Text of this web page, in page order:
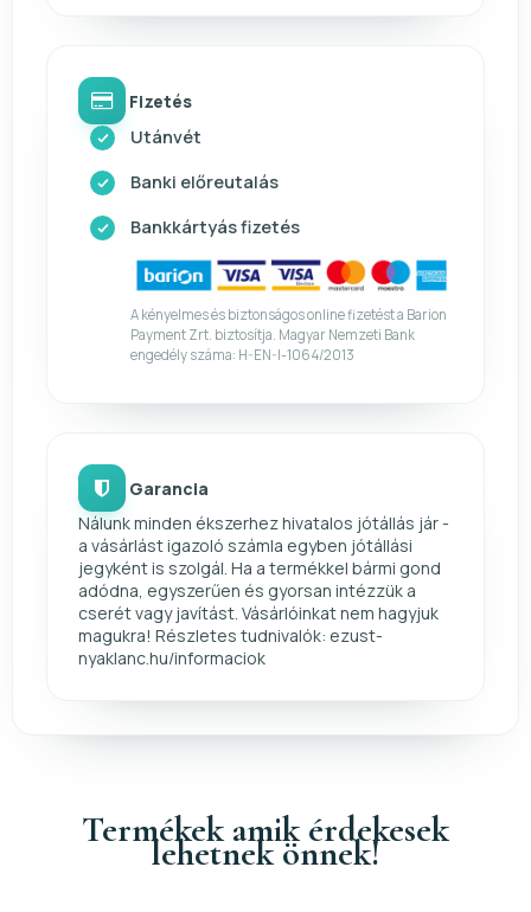
Fizetés
Utánvét
Banki előreutalás
Bankkártyás fizetés
A kényelmes és biztonságos online fizetést a Barion
Payment Zrt. biztosítja. Magyar Nemzeti Bank
engedély száma: H-EN-I-1064/2013
Garancia
Nálunk minden ékszerhez hivatalos jótállás jár -
a vásárlást igazoló számla egyben jótállási
jegyként is szolgál. Ha a termékkel bármi gond
adódna, egyszerűen és gyorsan intézzük a
cserét vagy javítást. Vásárlóinkat nem hagyjuk
magukra! Részletes tudnivalók: ezust-
nyaklanc.hu/informaciok
Termékek amik érdekesek
lehetnek önnek!